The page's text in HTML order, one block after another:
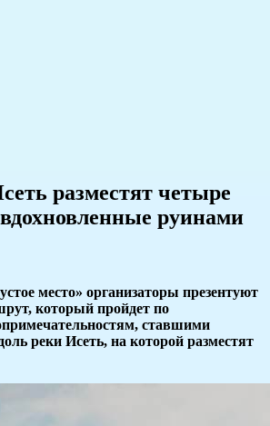
разместят четыре
руинами
место» организаторы презентуют
который пройдет по
ставшими
реки Исеть, на которой разместят